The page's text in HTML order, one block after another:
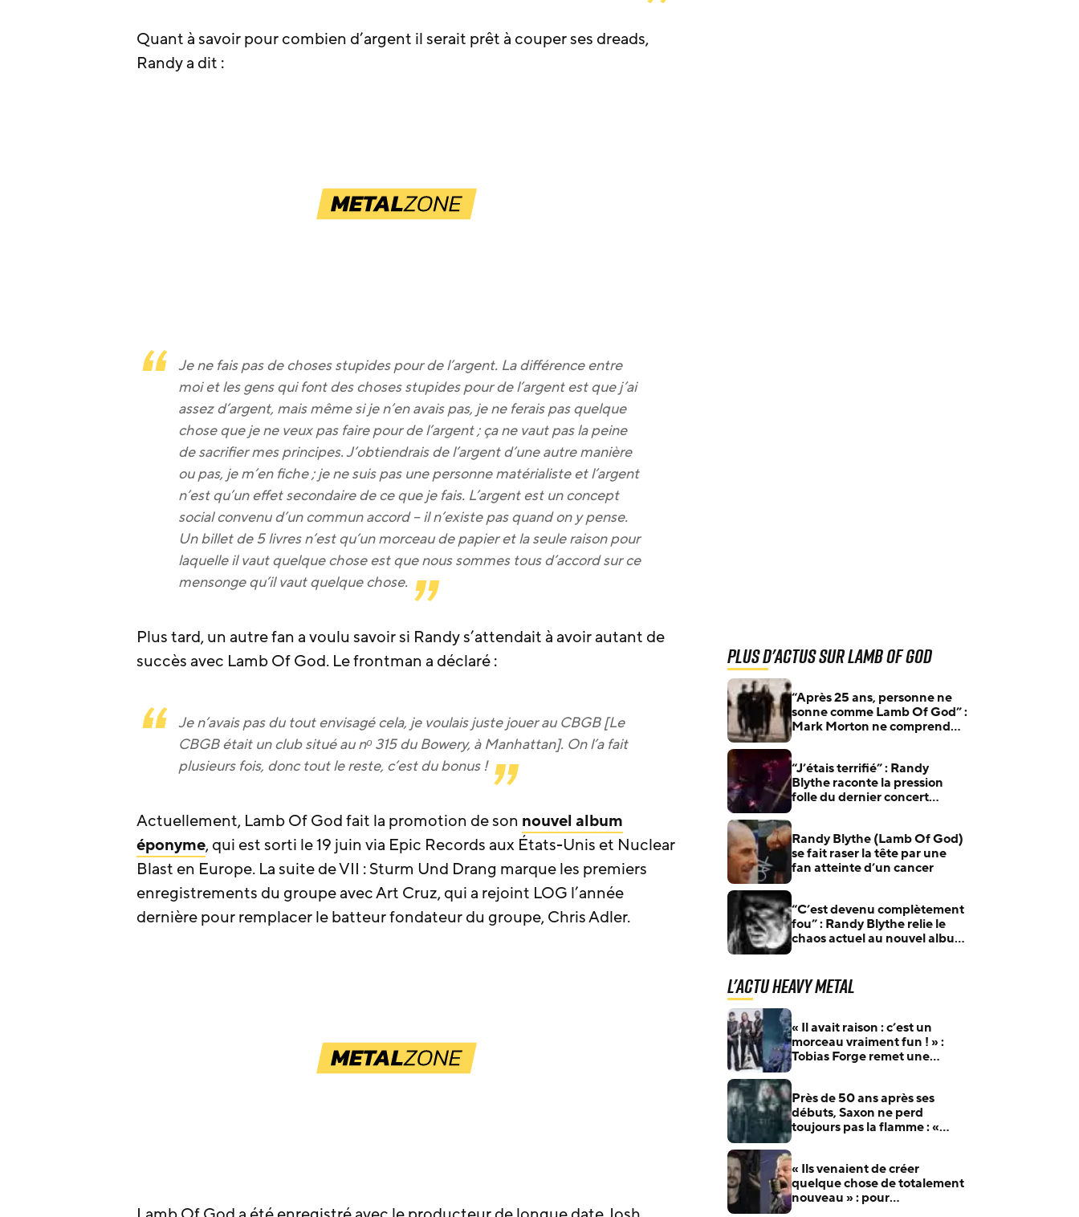
Quant à savoir pour combien d’argent il serait prêt à couper ses dreads,
Randy a dit :
Je ne fais pas de choses stupides pour de l’argent. La différence entre
moi et les gens qui font des choses stupides pour de l’argent est que j’ai
assez d’argent, mais même si je n’en avais pas, je ne ferais pas quelque
chose que je ne veux pas faire pour de l’argent ; ça ne vaut pas la peine
de sacrifier mes principes. J’obtiendrais de l’argent d’une autre manière
ou pas, je m’en fiche ; je ne suis pas une personne matérialiste et l’argent
n’est qu’un effet secondaire de ce que je fais. L’argent est un concept
social convenu d’un commun accord – il n’existe pas quand on y pense.
Un billet de 5 livres n’est qu’un morceau de papier et la seule raison pour
laquelle il vaut quelque chose est que nous sommes tous d’accord sur ce
mensonge qu’il vaut quelque chose.
Plus tard, un autre fan a voulu savoir si Randy s’attendait à avoir autant de
succès avec Lamb Of God. Le frontman a déclaré :
Je n’avais pas du tout envisagé cela, je voulais juste jouer au CBGB [Le
CBGB était un club situé au nᵒ 315 du Bowery, à Manhattan]. On l’a fait
plusieurs fois, donc tout le reste, c’est du bonus !
Actuellement, Lamb Of God fait la promotion de son nouvel album
éponyme, qui est sorti le 19 juin via Epic Records aux États-Unis et Nuclear
Blast en Europe. La suite de VII : Sturm Und Drang marque les premiers
enregistrements du groupe avec Art Cruz, qui a rejoint LOG l’année
dernière pour remplacer le batteur fondateur du groupe, Chris Adler.
Plus d'actus sur Lamb Of God
“Après 25 ans, personne ne
sonne comme Lamb Of God” :
Mark Morton ne comprend
“J’étais terrifié” : Randy
Blythe raconte la pression
folle du dernier concert
Randy Blythe (Lamb Of God)
se fait raser la tête par une
fan atteinte d’un cancer
“C’est devenu complètement
fou” : Randy Blythe relie le
chaos actuel au nouvel album
L'actu Heavy Metal
« Il avait raison : c’est un
morceau vraiment fun ! » :
Tobias Forge remet une
Près de 50 ans après ses
débuts, Saxon ne perd
toujours pas la flamme : «
« Ils venaient de créer
quelque chose de totalement
nouveau » : pour